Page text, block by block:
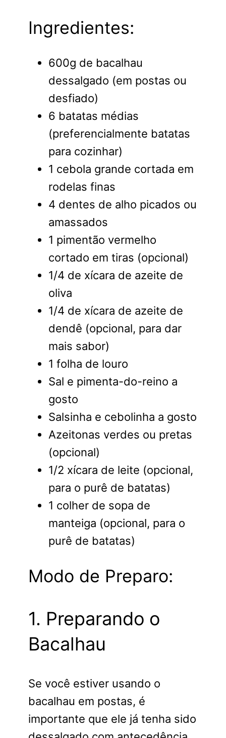
Ingredientes:
600g de bacalhau
dessalgado (em postas ou
desfiado)
6 batatas médias
(preferencialmente batatas
para cozinhar)
1 cebola grande cortada em
rodelas finas
4 dentes de alho picados ou
amassados
1 pimentão vermelho
cortado em tiras (opcional)
1/4 de xícara de azeite de
oliva
1/4 de xícara de azeite de
dendê (opcional, para dar
mais sabor)
1 folha de louro
Sal e pimenta-do-reino a
gosto
Salsinha e cebolinha a gosto
Azeitonas verdes ou pretas
(opcional)
1/2 xícara de leite (opcional,
para o purê de batatas)
1 colher de sopa de
manteiga (opcional, para o
purê de batatas)
Modo de Preparo:
1. Preparando o
Bacalhau
Se você estiver usando o
bacalhau em postas, é
importante que ele já tenha sido